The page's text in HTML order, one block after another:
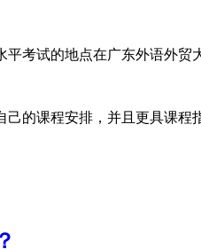
考试的地点在广东外语外贸
的课程安排，并且更具课